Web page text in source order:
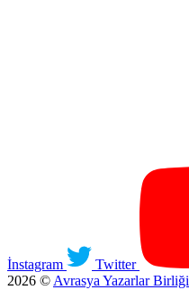
İnstagram Twitter
2026 © Avrasya Yazarlar Birliği